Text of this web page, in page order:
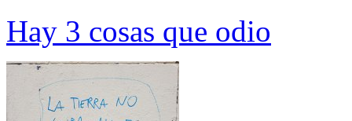
Hay 3 cosas que odio